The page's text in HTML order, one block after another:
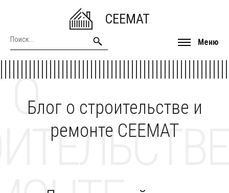
CEEMAT
Меню
Блог о строительстве и
ремонте CEEMAT
О